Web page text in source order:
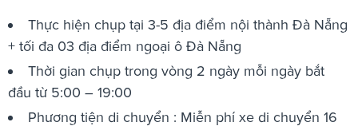
Thực hiện chụp tại 3-5 địa điểm nội thành Đà Nẵng
+ tối đa 03 địa điểm ngoại ô Đà Nẵng
Thời gian chụp trong vòng 2 ngày mỗi ngày bắt
đầu từ 5:00 – 19:00
Phương tiện di chuyển : Miễn phí xe di chuyển 16